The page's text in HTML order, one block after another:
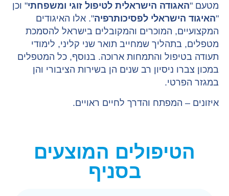
מטעם "האגודה הישראלית לטיפול זוגי ומשפחתי" וכן
"האיגוד הישראלי לפסיכותרפיה". אלו האיגודים
המקצועיים, המוכרים והמקובלים בישראל להסמכת
מטפלים, בתהליך שמחייב תואר שני קליני, לימודי
תעודה בטיפול והתמחות ארוכה. בנוסף, כל המטפלים
במכון צברו ניסיון רב שנים הן בשירות הציבורי והן
במגזר הפרטי.
איזונים – המפתח והדרך לחיים ראויים.
הטיפולים המוצעים
בסניף